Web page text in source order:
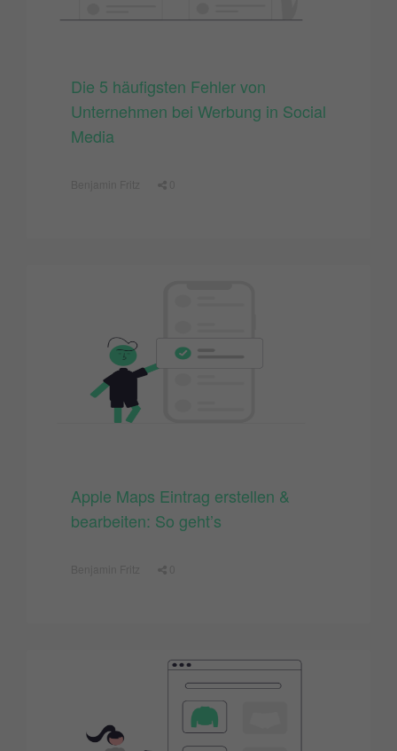
Die 5 häufigsten Fehler von
Unternehmen bei Werbung in Social
Media
Apple Maps Eintrag erstellen &
bearbeiten: So geht’s